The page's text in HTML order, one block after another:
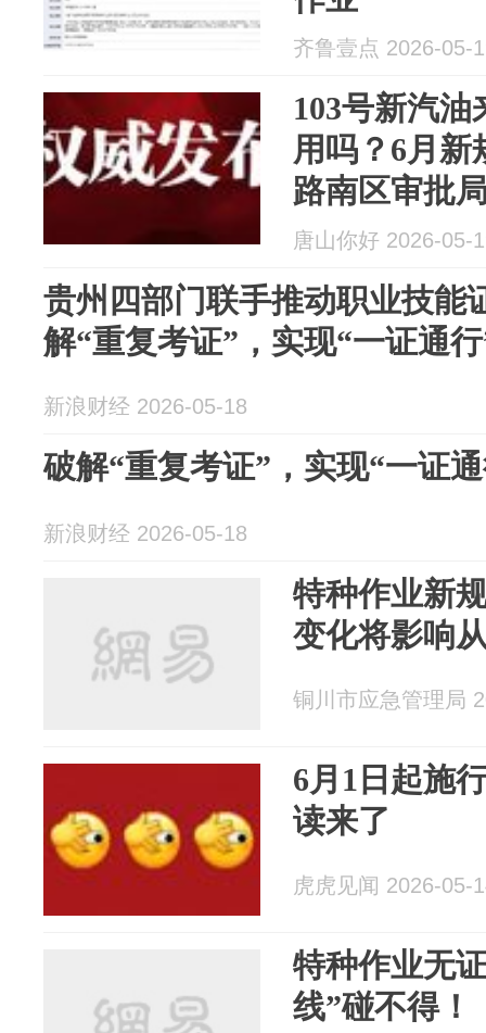
齐鲁壹点 2026-05-
103号新汽
用吗？6月新
路南区审批
唐山你好 2026-05-
贵州四部门联手推动职业技能
解“重复考证”，实现“一证通
新浪财经 2026-05-18
破解“重复考证”，实现“一证
新浪财经 2026-05-18
特种作业新
变化将影响
铜川市应急管理局
6月1日起施
读来了
虎虎见闻 2026-05-
特种作业无
线”碰不得！